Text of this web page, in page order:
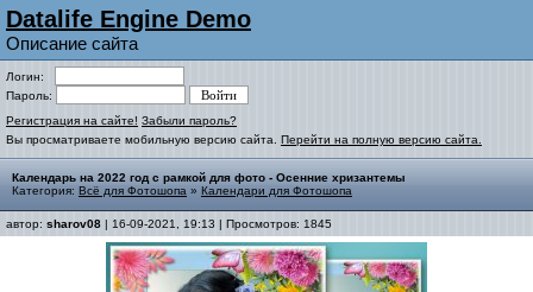
Datalife Engine Demo
Описание сайта
Логин:
Пароль:
Регистрация на сайте! Забыли пароль?
Вы просматриваете мобильную версию сайта. Перейти на полную версию сайта.
Календарь на 2022 год с рамкой для фото - Осенние хризантемы
Категория: Всё для Фотошопа » Календари для Фотошопа
автор: sharov08 | 16-09-2021, 19:13 | Просмотров: 1845